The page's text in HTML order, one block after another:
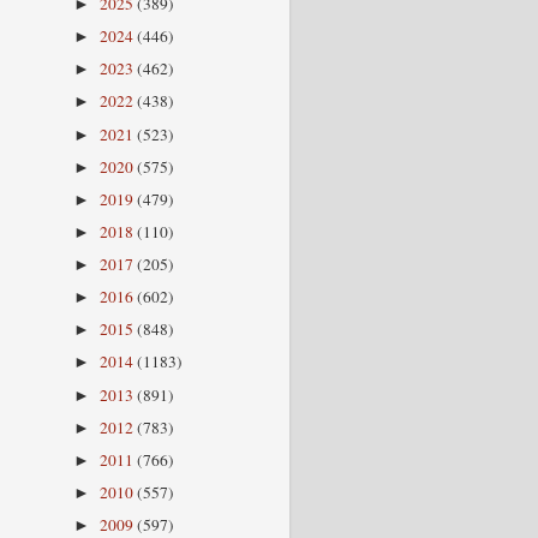
►
► 2024(446)
► 2023 (462)
► 2022(438)
► 2021 (523)
► 2020(575)
► 2019(479)
► 2018 (110)
► 2017 (205)
► 2016(602)
► 2015 (848)
► 2014(1183)
► 2013 (891)
► 2012(783)
► 2011 (766)
► 2010(557)
► 2009(597)